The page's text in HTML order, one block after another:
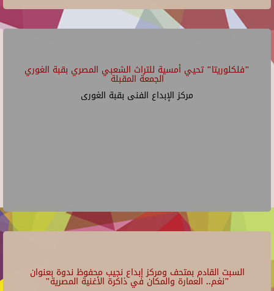
"فلكلوريتا" تحيي أمسية للتراث الشعبي المصري بقبة الغوري
الجمعة المقبلة
مركز الإبداع الفنى بقبة الغورى
السبت القادم بمتحف ومركز إبداع نجيب محفوظ ندوة بعنوان
"نغم.. العمارة والمكان في ذاكرة الأغنية المصرية"